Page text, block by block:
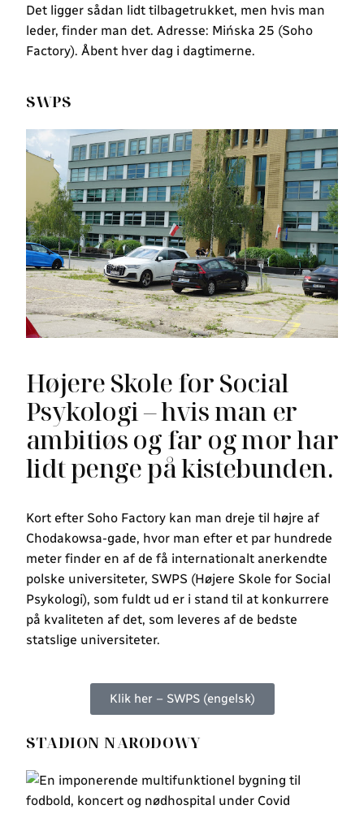
Det ligger sådan lidt tilbagetrukket, men hvis man
leder, finder man det. Adresse: Mińska 25 (Soho
Factory). Åbent hver dag i dagtimerne.
SWPS
Højere Skole for Social
Psykologi – hvis man er
ambitiøs og far og mor har
lidt penge på kistebunden.
Kort efter Soho Factory kan man dreje til højre af
Chodakowsa-gade, hvor man efter et par hundrede
meter finder en af de få internationalt anerkendte
polske universiteter, SWPS (Højere Skole for Social
Psykologi), som fuldt ud er i stand til at konkurrere
på kvaliteten af det, som leveres af de bedste
statslige universiteter.
Klik her – SWPS (engelsk)
STADION NARODOWY